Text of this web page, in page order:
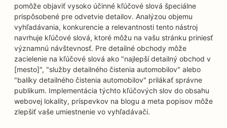
pomôže objaviť vysoko účinné kľúčové slová špeciálne
prispôsobené pre odvetvie detailov. Analýzou objemu
vyhľadávania, konkurencie a relevantnosti tento nástroj
navrhuje kľúčové slová, ktoré môžu na vašu stránku priniesť
významnú návštevnosť. Pre detailné obchody môže
zacielenie na kľúčové slová ako "najlepší detailný obchod v
[mesto]", "služby detailného čistenia automobilov" alebo
"balíky detailného čistenia automobilov" prilákať správne
publikum. Implementácia týchto kľúčových slov do obsahu
webovej lokality, príspevkov na blogu a meta popisov môže
zlepšiť vaše umiestnenie vo vyhľadávači.